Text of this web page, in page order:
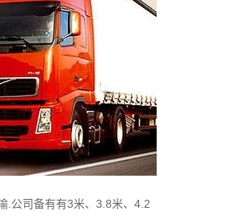
.公司备有有3米、3.8米、4.2